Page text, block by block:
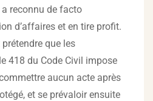
de facto
d’affaires et en tire profit.
que les
418 du Code Civil impose
aucun acte après
et se prévaloir ensuite